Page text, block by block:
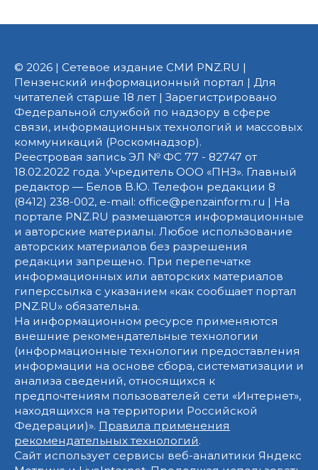
© 2026 | Сетевое издание СМИ PNZ.RU |
Пензенский информационный портал | Для
читателей старше 18 лет | Зарегистрировано
Федеральной службой по надзору в сфере
связи, информационных технологий и массовых
коммуникаций (Роскомнадзор).
Реестровая запись ЭЛ № ФС 77 - 82747 от
18.02.2022 года. Учредитель ООО «ПНЗ». Главный
редактор — Белов В.Ю. Телефон редакции 8
(8412) 238-002, e-mail: office@penzainform.ru | На
портале PNZ.RU размещаются информационные
и авторские материалы. Любое использование
авторских материалов без разрешения
редакции запрещено. При перепечатке
информационных или авторских материалов
гиперссылка с указанием «как сообщает портал
PNZ.RU» обязательна.
На информационном ресурсе применяются
внешние рекомендательные технологии
(информационные технологии предоставления
информации на основе сбора, систематизации и
анализа сведений, относящихся к
предпочтениям пользователей сети «Интернет»,
находящихся на территории Российской
Федерации)». Правила применения
рекомендательных технологий.
Сайт использует сервисы веб-аналитики Яндекс